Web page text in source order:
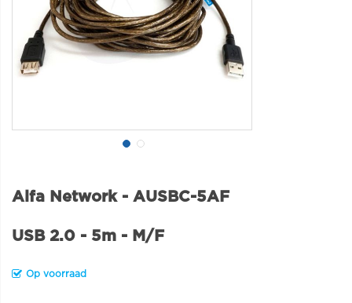
Alfa Network - AUSBC-5AF
USB 2.0 - 5m - M/F
Op voorraad